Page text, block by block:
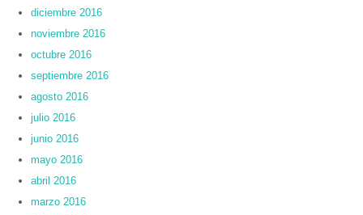
diciembre 2016
noviembre 2016
octubre 2016
septiembre 2016
agosto 2016
julio 2016
junio 2016
mayo 2016
abril 2016
marzo 2016